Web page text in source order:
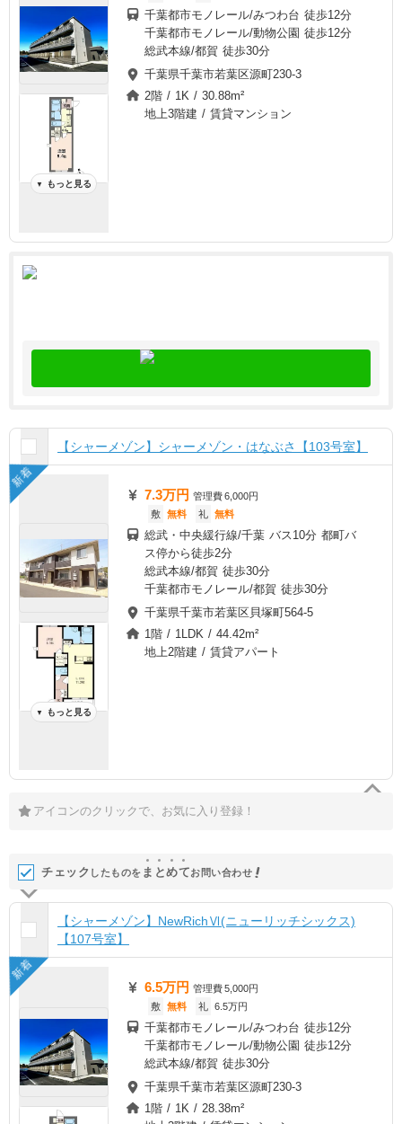
▼ もっと見る
千葉都市モノレール/みつわ台 徒歩12分
千葉都市モノレール/動物公園 徒歩12分
総武本線/都賀 徒歩30分
千葉県千葉市若葉区源町230-3
2階 / 1K / 30.88m²
地上3階建 / 賃貸マンション
【シャーメゾン】シャーメゾン・はなぶさ【103号室】
新着
▼ もっと見る
7.3万円 管理費6,000円
敷 無料 礼 無料
総武・中央緩行線/千葉 バス10分 都町バ
ス停から徒歩2分
総武本線/都賀 徒歩30分
千葉都市モノレール/都賀 徒歩30分
千葉県千葉市若葉区貝塚町564-5
1階 / 1LDK / 44.42m²
地上2階建 / 賃貸アパート
アイコンのクリックで、お気に入り登録！
チェック したものを ま とめてお問い合わせ
【シャーメゾン】NewRichⅥ(ニューリッチシックス)
【107号室】
新着
6.5万円 管理費5,000円
敷 無料 礼 6.5万円
千葉都市モノレール/みつわ台 徒歩12分
千葉都市モノレール/動物公園 徒歩12分
総武本線/都賀 徒歩30分
千葉県千葉市若葉区源町230-3
1階 / 1K / 28.38m²